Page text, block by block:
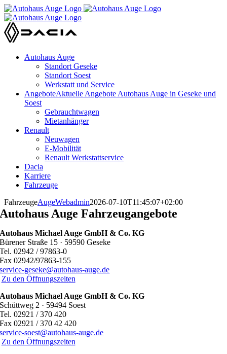
Zum
Inhalt
springen
Autohaus Auge
Standort Geseke
Standort Soest
Werkstatt und Service
AngeboteAktuelle Angebote Autohaus Auge in Geseke und
Soest
Gebrauchtwagen
Mietanhänger
Renault
Neuwagen
E-Mobilität
Renault Werkstattservice
Dacia
Karriere
Fahrzeuge
FahrzeugeAugeWebadmin2026-07-10T11:45:07+02:00
Autohaus Auge Fahrzeugangebote
Autohaus Michael Auge GmbH & Co. KG
Bürener Straße 15 · 59590 Geseke
Tel. 02942 / 97863-0
Fax 02942/97863-155
service-geseke@autohaus-auge.de
Zu den Öffnungszeiten
Autohaus Michael Auge GmbH & Co. KG
Schüttweg 2 · 59494 Soest
Tel. 02921 / 370 420
Fax 02921 / 370 42 420
service-soest@autohaus-auge.de
Zu den Öffnungszeiten